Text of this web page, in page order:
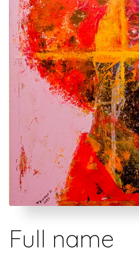
Full name